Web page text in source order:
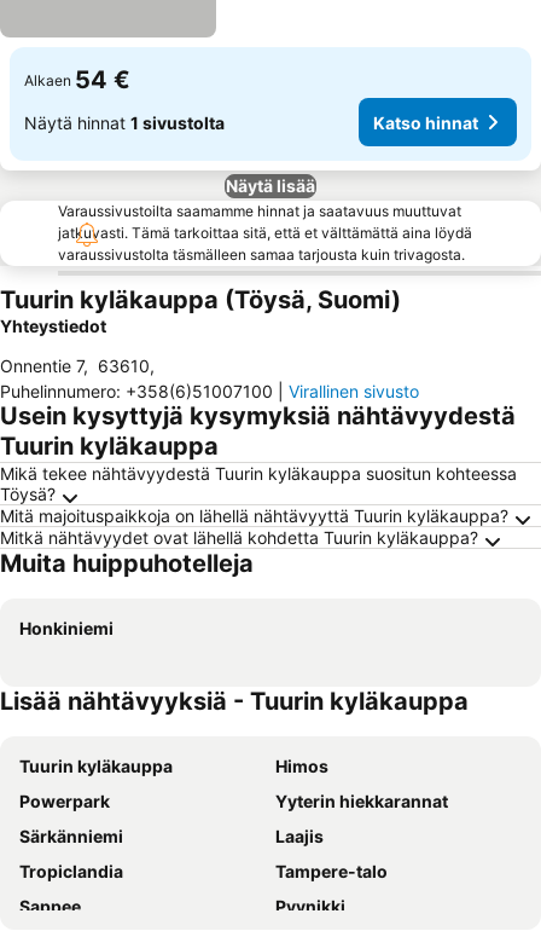
Alkaen 54 €
Näytä hinnat 1 sivustolta Katso hinnat
Näytä lisää
Varaussivustoilta saamamme hinnat ja saatavuus muuttuvat
jatkuvasti. Tämä tarkoittaa sitä, että et välttämättä aina löydä
varaussivustolta täsmälleen samaa tarjousta kuin trivagosta.
Tuurin kyläkauppa (Töysä, Suomi)
Yhteystiedot
Onnentie 7, 63610,
Puhelinnumero: +358(6)51007100 Virallinen sivusto
Usein kysyttyjä kysymyksiä nähtävyydestä
Tuurin kyläkauppa
Mikä tekee nähtävyydestä Tuurin kyläkauppa suositun kohteessa
Töysä?
Mitä majoituspaikkoja on lähellä nähtävyyttä Tuurin kyläkauppa?
Mitkä nähtävyydet ovat lähellä kohdetta Tuurin kyläkauppa?
Muita huippuhotelleja
Honkiniemi
Lisää nähtävyyksiä - Tuurin kyläkauppa
Tuurin kyläkauppa
Himos
Powerpark
Yyterin hiekkarannat
Särkänniemi
Laajis
Tropiclandia
Tampere-talo
Sappee
Pyynikki